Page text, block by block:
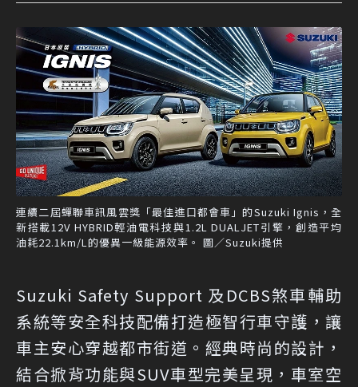
連續二屆蟬聯車訊風雲獎「最佳進口都會車」的Suzuki Ignis，全
新搭載12V HYBRID輕油電科技與1.2L DUALJET引擎，創造平均
油耗22.1km/L的優異一級能源效率。 圖／Suzuki提供
Suzuki Safety Support 及DCBS煞車輔助
系統等安全科技配備打造極智行車守護，讓
車主安心穿越都市街道。經典時尚的設計，
結合掀背功能與SUV車型完美呈現，車室空